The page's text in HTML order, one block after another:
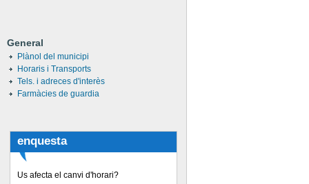
General
Plànol del municipi
Horaris i Transports
Tels. i adreces d'interès
Farmàcies de guardia
enquesta
Us afecta el canvi d'horari?